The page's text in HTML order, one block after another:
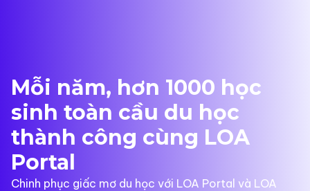
Mỗi năm, hơn 1000 học
sinh toàn cầu du học
thành công cùng LOA
Portal
Chinh phục giấc mơ du học với LOA Portal và LOA